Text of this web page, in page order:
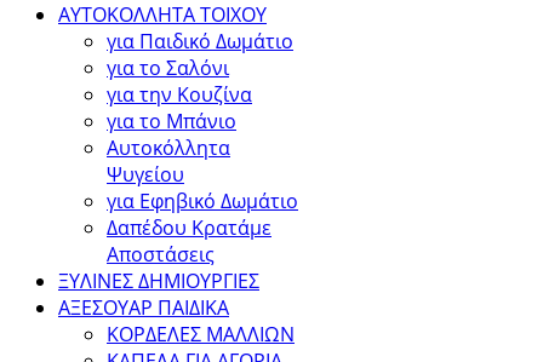
ΑΥΤΟΚΟΛΛΗΤΑ ΤΟΙΧΟΥ
για Παιδικό Δωμάτιο
για το Σαλόνι
για την Κουζίνα
για το Μπάνιο
Αυτοκόλλητα
Ψυγείου
για Εφηβικό Δωμάτιο
Δαπέδου Κρατάμε
Αποστάσεις
ΞΥΛΙΝΕΣ ΔΗΜΙΟΥΡΓΙΕΣ
ΑΞΕΣΟΥΑΡ ΠΑΙΔΙΚΑ
ΚΟΡΔΕΛΕΣ ΜΑΛΛΙΩΝ